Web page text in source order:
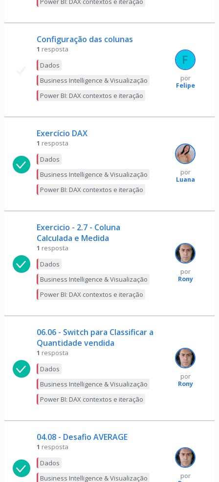
Configuração das colunas
1 resposta
Dados
Business Intelligence & Visualização
Power BI: DAX contextos e iteração
por
Felipe
Exercício DAX
1 resposta
Dados
Business Intelligence & Visualização
Power BI: DAX contextos e iteração
por
Luana
Exercicio - 2.7 - Coluna
Calculada e Medida
1 resposta
Dados
Business Intelligence & Visualização
Power BI: DAX contextos e iteração
por
Rony
06.06 - Switch para Classificar a
Quantidade vendida
1 resposta
Dados
Business Intelligence & Visualização
Power BI: DAX contextos e iteração
por
Rony
04.08 - Desafio AVERAGE
1 resposta
Dados
Business Intelligence & Visualização
por